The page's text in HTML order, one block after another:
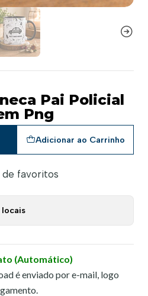
Pai Policial
Png
Adicionar ao Carrinho
de favoritos
(Automático)
é enviado por e-mail, logo